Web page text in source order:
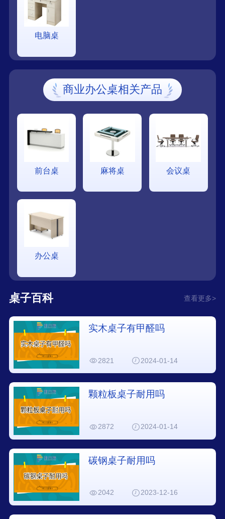
电脑桌
商业办公桌相关产品
前台桌 麻将桌 会议桌
办公桌
桌子百科 查看更多>
实木桌子有甲醛吗
2821 2024-01-14
颗粒板桌子耐用吗
2872 2024-01-14
碳钢桌子耐用吗
2042 2023-12-16